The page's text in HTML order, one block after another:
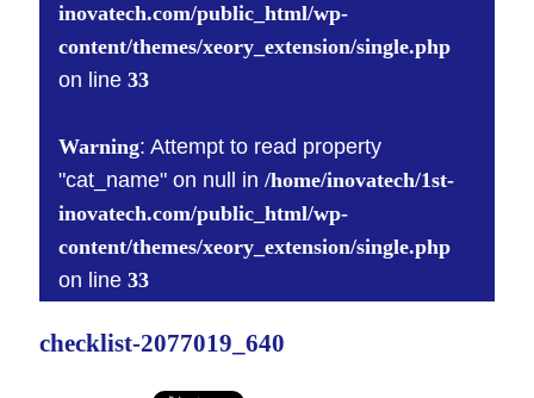
inovatech.com/public_html/wp-
content/themes/xeory_extension/single.php
on line33
Warning: Attempt to read property
"cat_name" on null in/home/inovatech/1st-
inovatech.com/public_html/wp-
content/themes/xeory_extension/single.php
on line33
checklist-2077019_640